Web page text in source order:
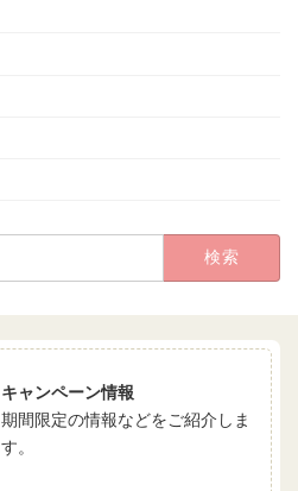
キャンペーン情報
期間限定の情報などをご紹介しま
す。